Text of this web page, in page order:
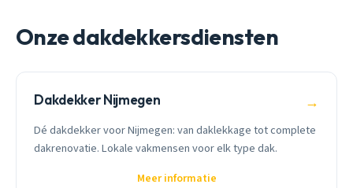
Onze dakdekkersdiensten
Dakdekker Nijmegen →
Dé dakdekker voor Nijmegen: van daklekkage tot complete
dakrenovatie. Lokale vakmensen voor elk type dak.
Meer informatie